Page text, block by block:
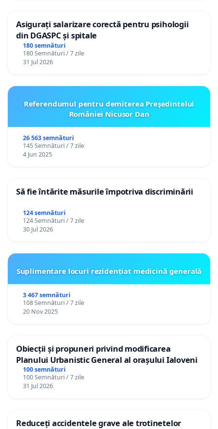
Asigurați salarizare corectă pentru psihologii
din DGASPC și spitale
180 semnături
180 Semnături / 7 zile
31 Jul 2026
Referendumul pentru demiterea Preşedintelui
României Nicusor Dan
26 563 semnături
145 Semnături / 7 zile
4 Jun 2025
Să fie întărite măsurile împotriva discriminării
124 semnături
124 Semnături / 7 zile
30 Jul 2026
Suplimentare locuri rezidențiat medicină generală
3 467 semnături
108 Semnături / 7 zile
20 Nov 2025
Obiecții și propuneri privind modificarea
Planului Urbanistic General al orașului Ialoveni
100 semnături
100 Semnături / 7 zile
31 Jul 2026
Reduceți accidentele grave ale trotinetelor